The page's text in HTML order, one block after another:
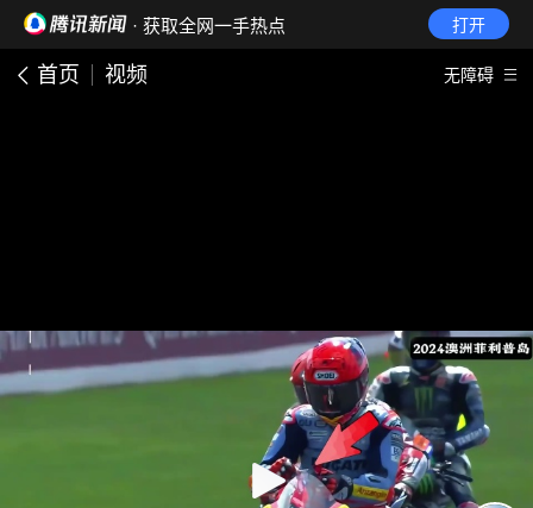
· 获取全网一手热点 打开
首页 视频 无障碍